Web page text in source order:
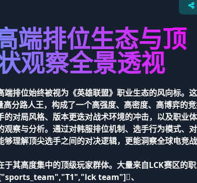
端排位生态与顶
观察全景透视
排位始终被视为《英雄联盟》职业生态的风向标。
分路人王，构成了一个高强度、高密度、高博弈的
对局风格、版本更迭对战术环境的冲击，以及职业
察与分析。通过对韩服排位机制、选手行为模式、
理解顶尖选手之间的对决逻辑，更能洞察全球电竞
其高度集中的顶级玩家群体。大量来自LCK赛区的
team"]、